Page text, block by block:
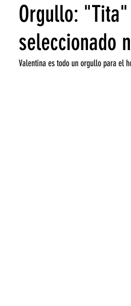
Orgullo:
seleccionado
Valentina es todo un orgullo para el